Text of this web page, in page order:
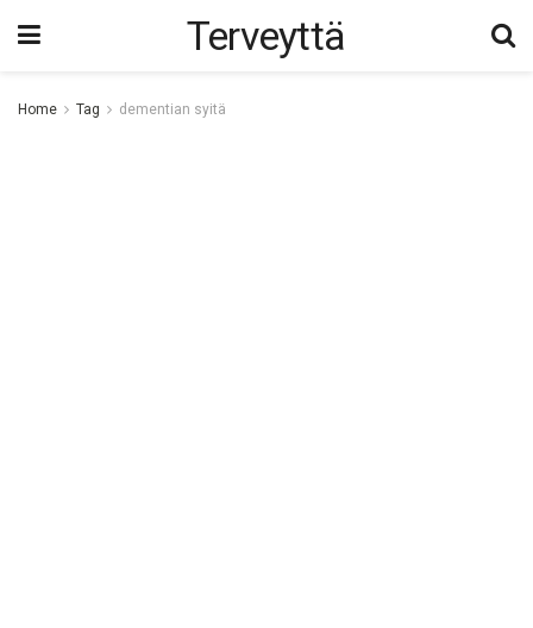
Terveyttä
Home Tag dementian syitä